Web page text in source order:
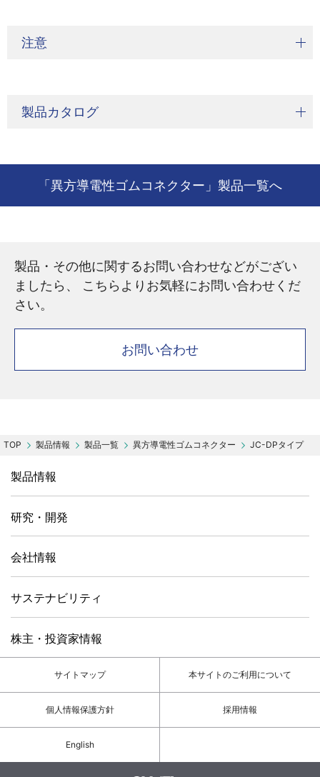
注意
製品カタログ
「異方導電性ゴムコネクター」製品一覧へ
製品・その他に関するお問い合わせなどがござい
ましたら、 こちらよりお気軽にお問い合わせくだ
さい。
お問い合わせ
製品情報 製品一覧 異方導電性ゴムコネクター JC-DPタイプ
製品情報
研究・開発
会社情報
サステナビリティ
株主・投資家情報
サイトマップ 本サイトのご利用について
個人情報保護方針 採用情報
English